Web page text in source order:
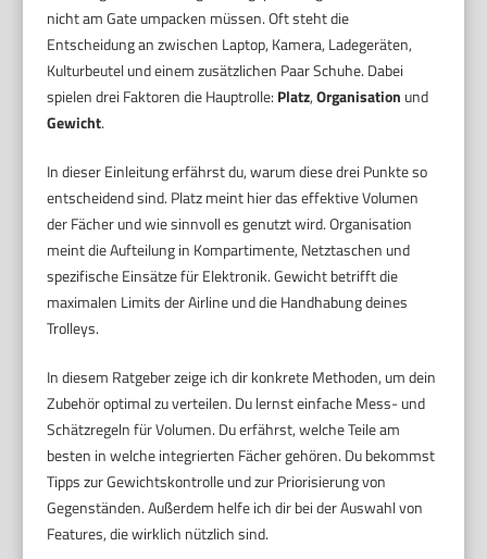
nicht am Gate umpacken müssen. Oft steht die
Entscheidung an zwischen Laptop, Kamera, Ladegeräten,
Kulturbeutel und einem zusätzlichen Paar Schuhe. Dabei
spielen drei Faktoren die Hauptrolle: Platz,Organisation und
Gewicht.
In dieser Einleitung erfährst du, warum diese drei Punkte so
entscheidend sind. Platz meint hier das effektive Volumen
der Fächer und wie sinnvoll es genutzt wird. Organisation
meint die Aufteilung in Kompartimente, Netztaschen und
spezifische Einsätze für Elektronik. Gewicht betrifft die
maximalen Limits der Airline und die Handhabung deines
Trolleys.
In diesem Ratgeber zeige ich dir konkrete Methoden, um dein
Zubehör optimal zu verteilen. Du lernst einfache Mess- und
Schätzregeln für Volumen. Du erfährst, welche Teile am
besten in welche integrierten Fächer gehören. Du bekommst
Tipps zur Gewichtskontrolle und zur Priorisierung von
Gegenständen. Außerdem helfe ich dir bei der Auswahl von
Features, die wirklich nützlich sind.